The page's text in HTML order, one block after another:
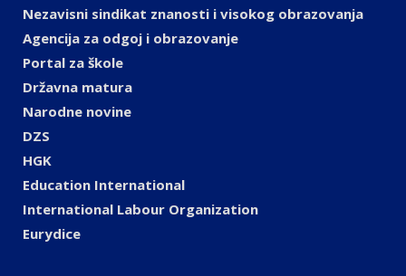
Nezavisni sindikat znanosti i visokog obrazovanja
Agencija za odgoj i obrazovanje
Portal za škole
Državna matura
Narodne novine
DZS
HGK
Education International
International Labour Organization
Eurydice